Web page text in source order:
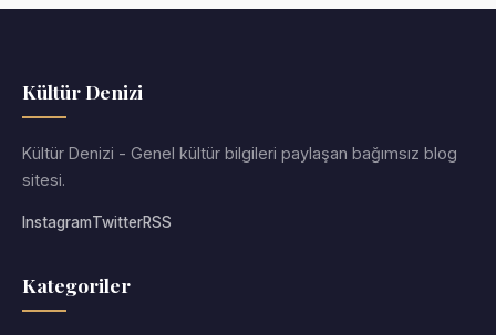
Kültür Denizi
Kültür Denizi - Genel kültür bilgileri paylaşan bağımsız blog
sitesi.
InstagramTwitterRSS
Kategoriler